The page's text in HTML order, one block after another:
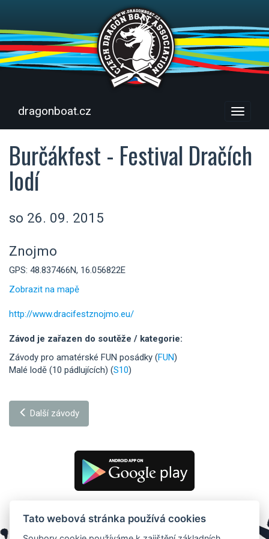
Menu
dragonboat.cz
Burčákfest - Festival Dračích
lodí
so 26. 09. 2015
Znojmo
GPS: 48.837466N, 16.056822E
Zobrazit na mapě
http://www.dracifestznojmo.eu/
Závod je zařazen do soutěže / kategorie:
Závody pro amatérské FUN posádky (FUN)
Malé lodě (10 pádlujících) (S10)
Další závody
Tato webová stránka používá cookies